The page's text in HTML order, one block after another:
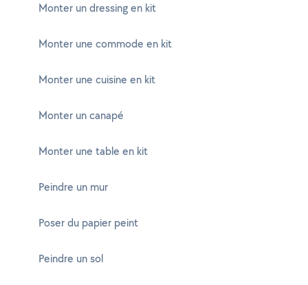
Monter un dressing en kit
Monter une commode en kit
Monter une cuisine en kit
Monter un canapé
Monter une table en kit
Peindre un mur
Poser du papier peint
Peindre un sol